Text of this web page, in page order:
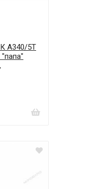
A340/5T